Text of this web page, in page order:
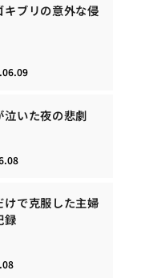
ブリの意外な侵
泣いた夜の悲劇
で克服した主婦
録